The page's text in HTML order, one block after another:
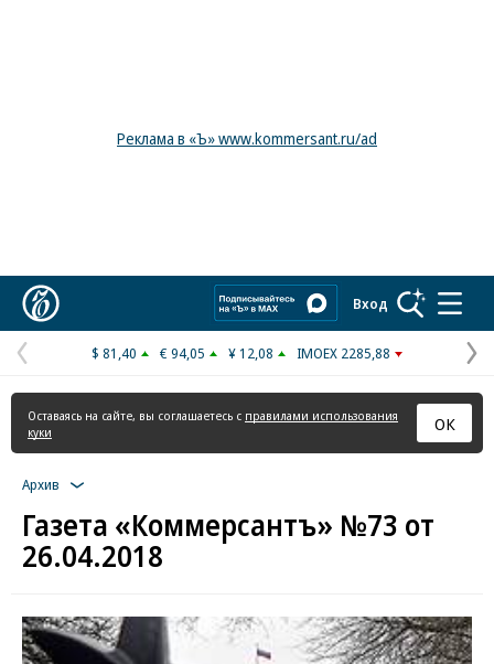
Реклама в «Ъ» www.kommersant.ru/ad
Вход
Предыдущая
страница
$ 81,40 € 94,05 ¥ 12,08 IMOEX 2285,88
Оставаясь на сайте, вы соглашаетесь с правилами использования
куки
ОК
Архив
Газета «Коммерсантъ» №73 от
26.04.2018